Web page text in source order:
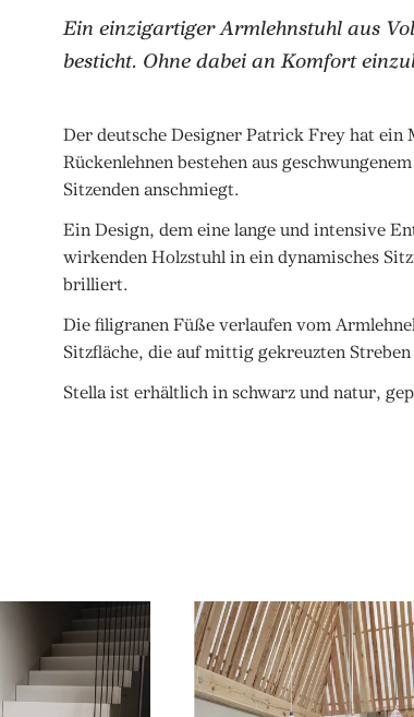
Ein einzigartiger Armlehnstuhl aus
besticht. Ohne dabei an Komfort
Der deutsche Designer Patrick Frey hat
Rückenlehnen bestehen aus
Sitzenden anschmiegt.
Ein Design, dem eine lange und intensive
wirkenden Holzstuhl in ein dynamisches
brilliert.
Die filigranen Füße verlaufen vom
Sitzfläche, die auf mittig gekreuzten Streben
Stella ist erhältlich in schwarz und natur,